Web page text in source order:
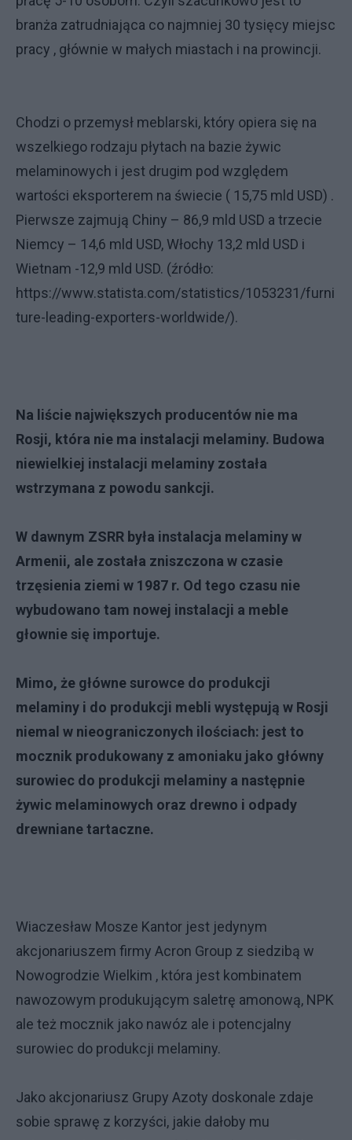
branża zatrudniająca co najmniej 30 tysięcy miejsc
pracy , głównie w małych miastach i na prowincji.
Chodzi o przemysł meblarski, który opiera się na
wszelkiego rodzaju płytach na bazie żywic
melaminowych i jest drugim pod względem
wartości eksporterem na świecie ( 15,75 mld USD) .
Pierwsze zajmują Chiny – 86,9 mld USD a trzecie
Niemcy – 14,6 mld USD, Włochy 13,2 mld USD i
Wietnam -12,9 mld USD. (źródło:
https://www.statista.com/statistics/1053231/furni
ture-leading-exporters-worldwide/).
Na liście największych producentów nie ma
Rosji, która nie ma instalacji melaminy. Budowa
niewielkiej instalacji melaminy została
wstrzymana z powodu sankcji.
W dawnym ZSRR była instalacja melaminy w
Armenii, ale została zniszczona w czasie
trzęsienia ziemi w 1987 r. Od tego czasu nie
wybudowano tam nowej instalacji a meble
głownie się importuje.
Mimo, że główne surowce do produkcji
melaminy i do produkcji mebli występują w Rosji
niemal w nieograniczonych ilościach: jest to
mocznik produkowany z amoniaku jako główny
surowiec do produkcji melaminy a następnie
żywic melaminowych oraz drewno i odpady
drewniane tartaczne.
Wiaczesław Mosze Kantor jest jedynym
akcjonariuszem firmy Acron Group z siedzibą w
Nowogrodzie Wielkim , która jest kombinatem
nawozowym produkującym saletrę amonową, NPK
ale też mocznik jako nawóz ale i potencjalny
surowiec do produkcji melaminy.
Jako akcjonariusz Grupy Azoty doskonale zdaje
sobie sprawę z korzyści, jakie dałoby mu